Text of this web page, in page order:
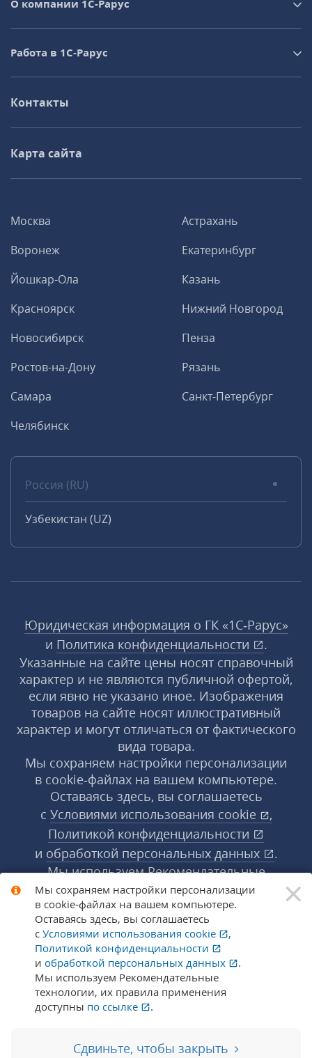
Москва
Астрахань
Воронеж
Екатеринбург
Йошкар-Ола
Казань
Красноярск
Нижний Новгород
Новосибирск
Пенза
Ростов-на-Дону
Рязань
Самара
Санкт-Петербург
Челябинск
Россия (RU)
Узбекистан (UZ)
О компании 1C-Рарус
Работа в 1С‑Рарус
Контакты
Карта сайта
Юридическая информация о ГК «1С‑Рарус»
и Политика конфиденциальности
.
Указанные на сайте цены носят справочный
характер и не являются публичной офертой,
если явно не указано иное. Изображения
товаров на сайте носят иллюстративный
характер и могут отличаться от фактического
вида товара.
Мы сохраняем настройки персонализации
в cookie‑файлах на вашем компьютере.
Оставаясь здесь, вы соглашаетесь
с Условиями использования cookie
,
Политикой конфиденциальности
и обработкой персональных данных
.
Мы используем Рекомендательные
технологии, их правила применения доступны
по ссылке
. Подробнее
© 1998-2026 «1С‑Рарус» ®. Все права
защищены.
×
Мы сохраняем настройки персонализации
в cookie‑файлах на вашем компьютере.
Оставаясь здесь, вы соглашаетесь
с Условиями использования cookie
,
Политикой конфиденциальности
и обработкой персональных данных
.
Мы используем Рекомендательные
технологии, их правила применения
доступны по ссылке .
Сдвиньте, чтобы закрыть